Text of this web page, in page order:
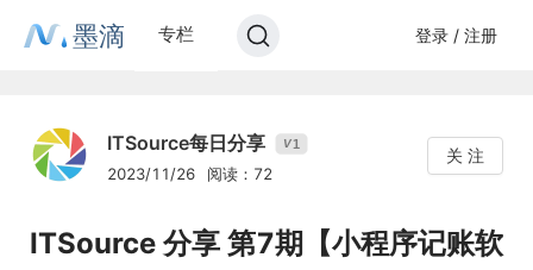
墨滴 专栏 登录 / 注册
ITSource每日分享 V1
2023/11/26 阅读：72
关 注
ITSource 分享 第7期【小程序记账软